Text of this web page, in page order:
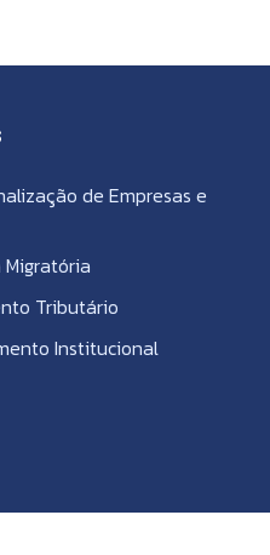
de Empresas e
Migratória
Tributário
Institucional